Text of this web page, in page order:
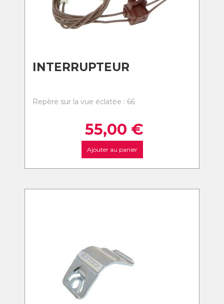
INTERRUPTEUR
Repère sur la vue éclatée : 66
55,00 €
Ajouter au panier